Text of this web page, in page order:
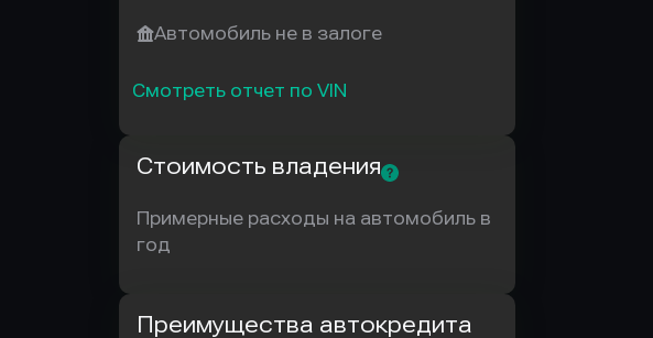
Автомобиль не в залоге
Смотреть отчет по VIN
Стоимость владения
Примерные расходы на автомобиль в
год
Преимущества автокредита